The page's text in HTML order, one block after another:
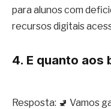
para alunos com
recursos digitais
4. E quanto aos
Resposta: 🚽 Vamos